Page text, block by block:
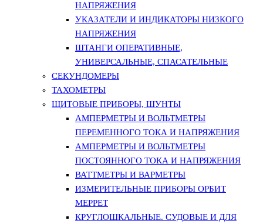
НАПРЯЖЕНИЯ
УКАЗАТЕЛИ И ИНДИКАТОРЫ НИЗКОГО
НАПРЯЖЕНИЯ
ШТАНГИ ОПЕРАТИВНЫЕ,
УНИВЕРСАЛЬНЫЕ, СПАСАТЕЛЬНЫЕ
СЕКУНДОМЕРЫ
ТАХОМЕТРЫ
ЩИТОВЫЕ ПРИБОРЫ, ШУНТЫ
АМПЕРМЕТРЫ И ВОЛЬТМЕТРЫ
ПЕРЕМЕННОГО ТОКА И НАПРЯЖЕНИЯ
АМПЕРМЕТРЫ И ВОЛЬТМЕТРЫ
ПОСТОЯННОГО ТОКА И НАПРЯЖЕНИЯ
ВАТТМЕТРЫ И ВАРМЕТРЫ
ИЗМЕРИТЕЛЬНЫЕ ПРИБОРЫ ОРБИТ
МЕРРЕТ
КРУГЛОШКАЛЬНЫЕ. СУДОВЫЕ И ДЛЯ